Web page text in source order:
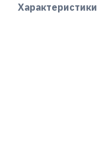
Характеристики